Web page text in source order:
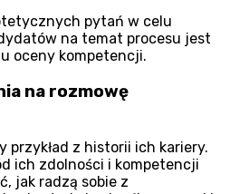
pytań w celu
na temat procesu jest
oceny kompetencji.
na rozmowę
przykład z historii ich kariery.
ich zdolności i kompetencji
jak radzą sobie z